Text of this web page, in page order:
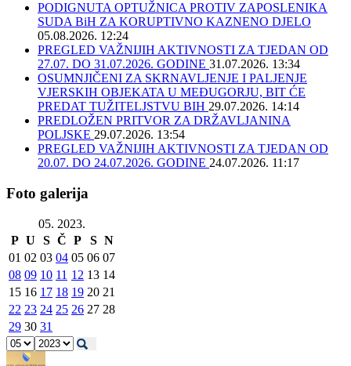
PODIGNUTA OPTUŽNICA PROTIV ZAPOSLENIKA
SUDA BiH ZA KORUPTIVNO KAZNENO DJELO
05.08.2026. 12:24
PREGLED VAŽNIJIH AKTIVNOSTI ZA TJEDAN OD
27.07. DO 31.07.2026. GODINE 31.07.2026. 13:34
OSUMNJIČENI ZA SKRNAVLJENJE I PALJENJE
VJERSKIH OBJEKATA U MEĐUGORJU, BIT ĆE
PREDAT TUŽITELJSTVU BIH 29.07.2026. 14:14
PREDLOŽEN PRITVOR ZA DRŽAVLJANINA
POLJSKE 29.07.2026. 13:54
PREGLED VAŽNIJIH AKTIVNOSTI ZA TJEDAN OD
20.07. DO 24.07.2026. GODINE 24.07.2026. 11:17
Foto galerija
05. 2023.
P U S Č P S N
01 02 03 04 05 06 07
08 09 10 11 12 13 14
15 16 17 18 19 20 21
22 23 24 25 26 27 28
29 30 31